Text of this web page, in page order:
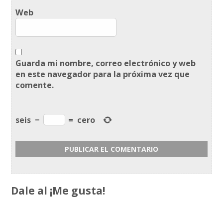
Web
Guarda mi nombre, correo electrónico y web
en este navegador para la próxima vez que
comente.
seis − = cero
Dale al ¡Me gusta!